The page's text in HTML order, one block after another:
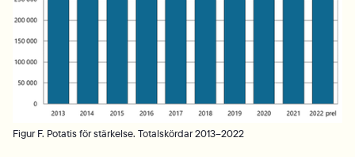
Figur F. Potatis för stärkelse. Totalskördar 2013–2022